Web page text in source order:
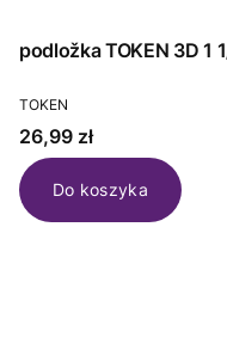
podložka TOKEN 3D 1
PRODUCENT
TOKEN
Cena
26,99 zł
Do koszyka